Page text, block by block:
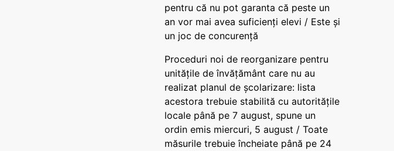
pentru că nu pot garanta că peste un
an vor mai avea suficienți elevi / Este și
un joc de concurență
Proceduri noi de reorganizare pentru
unitățile de învățământ care nu au
realizat planul de școlarizare: lista
acestora trebuie stabilită cu autoritățile
locale până pe 7 august, spune un
ordin emis miercuri, 5 august / Toate
măsurile trebuie încheiate până pe 24